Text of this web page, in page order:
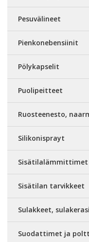
Pesuvälineet
Pienkonebensiinit
Pölykapselit
Puolipeitteet
Ruosteenesto,
Silikonisprayt
Sisätilalämmittimet
Sisätilan tarvikkeet
Sulakkeet,
Suodattimet ja